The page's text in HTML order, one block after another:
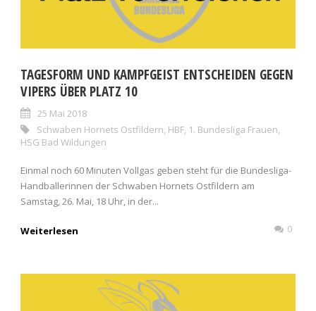
TAGESFORM UND KAMPFGEIST ENTSCHEIDEN GEGEN
VIPERS ÜBER PLATZ 10
25 Mai 2018
Schwaben Hornets Ostfildern HBF 1. Bundesliga Frauen
HSG Bad Wildungen
Einmal noch 60 Minuten Vollgas geben steht für die Bundesliga-
Handballerinnen der Schwaben Hornets Ostfildern am
Samstag, 26. Mai, 18 Uhr, in der...
Weiterlesen 0